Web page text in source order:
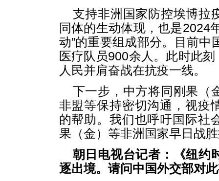
支持非洲国家防控埃博拉
同体的生动体现，也是2024
动”的重要组成部分。目前
医疗队员900余人。此时此
人民并肩奋战在抗疫一线。
下一步，中方将同刚果（
非盟等保持密切沟通，视疫
的帮助。我们也呼吁国际社
果（金）等非洲国家早日战
朝日电视台记者：《纽约
逐出境。请问中国外交部对